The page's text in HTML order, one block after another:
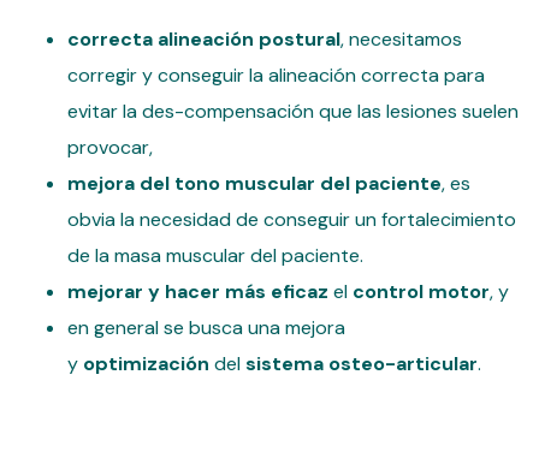
correcta alineación postural, necesitamos
corregir y conseguir la alineación correcta para
evitar la des-compensación que las lesiones suelen
provocar,
mejora del tono muscular del paciente, es
obvia la necesidad de conseguir un fortalecimiento
de la masa muscular del paciente.
mejorar y hacer más eficaz el control motor, y
en general se busca una mejora
y optimización delsistema osteo-articular.